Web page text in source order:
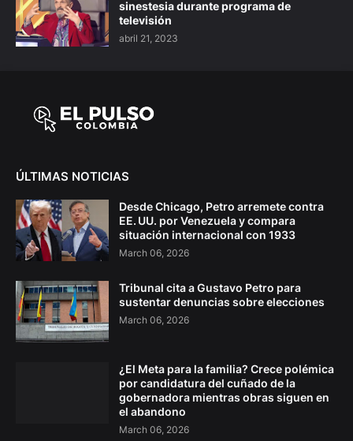
sinestesia durante programa de
televisión
abril 21, 2023
ÚLTIMAS NOTICIAS
Desde Chicago, Petro arremete contra
EE. UU. por Venezuela y compara
situación internacional con 1933
March 06, 2026
Tribunal cita a Gustavo Petro para
sustentar denuncias sobre elecciones
March 06, 2026
¿El Meta para la familia? Crece polémica
por candidatura del cuñado de la
gobernadora mientras obras siguen en
el abandono
March 06, 2026